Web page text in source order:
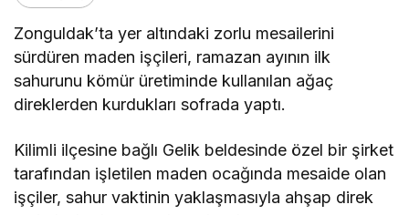
Zonguldak’ta yer altındaki zorlu mesailerini
sürdüren maden işçileri, ramazan ayının ilk
sahurunu kömür üretiminde kullanılan ağaç
direklerden kurdukları sofrada yaptı.
Kilimli ilçesine bağlı Gelik beldesinde özel bir şirket
tarafından işletilen maden ocağında mesaide olan
işçiler, sahur vaktinin yaklaşmasıyla ahşap direk